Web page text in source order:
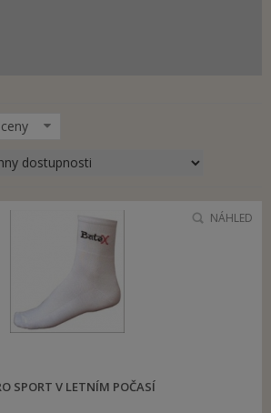
SPORT V LETNÍM POČASÍ
NÁHLED